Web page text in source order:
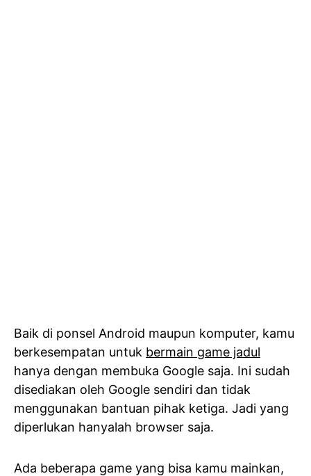
Baik di ponsel Android maupun komputer, kamu
berkesempatan untuk bermain game jadul
hanya dengan membuka Google saja. Ini sudah
disediakan oleh Google sendiri dan tidak
menggunakan bantuan pihak ketiga. Jadi yang
diperlukan hanyalah browser saja.
Ada beberapa game yang bisa kamu mainkan,